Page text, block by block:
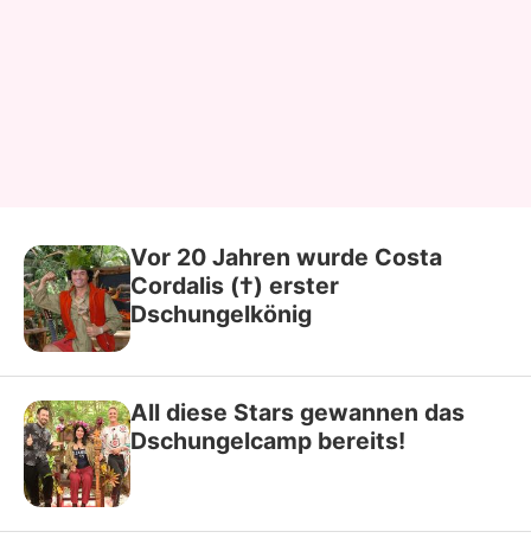
Vor 20 Jahren wurde Costa
Cordalis (†) erster
Dschungelkönig
All diese Stars gewannen das
Dschungelcamp bereits!